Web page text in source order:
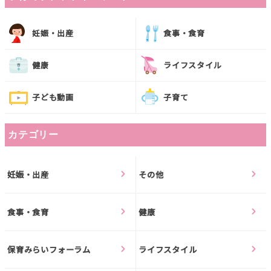
妊娠・出産 食事・食育
健康 ライフスタイル
子ども動画 子育て
カテゴリー
妊娠・出産 その他
食事・食育 健康
保育みらいフォーラム ライフスタイル